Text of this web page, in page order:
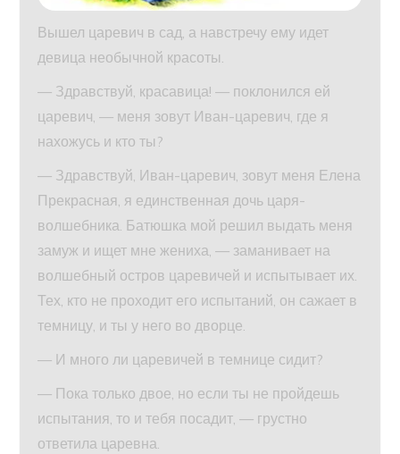
Вышел царевич в сад, а навстречу ему идет
девица необычной красоты.
— Здравствуй, красавица! — поклонился ей
царевич, — меня зовут Иван-царевич, где я
нахожусь и кто ты?
— Здравствуй, Иван-царевич, зовут меня Елена
Прекрасная, я единственная дочь царя-
волшебника. Батюшка мой решил выдать меня
замуж и ищет мне жениха, — заманивает на
волшебный остров царевичей и испытывает их.
Тех, кто не проходит его испытаний, он сажает в
темницу, и ты у него во дворце.
— И много ли царевичей в темнице сидит?
— Пока только двое, но если ты не пройдешь
испытания, то и тебя посадит, — грустно
ответила царевна.